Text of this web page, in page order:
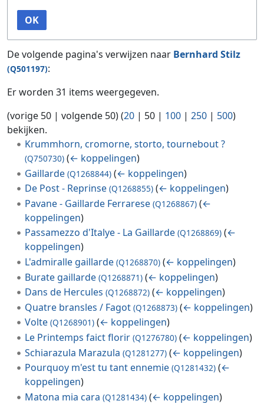
OK
De volgende pagina's verwijzen naar Bernhard Stilz
(Q501197):
Er worden 31 items weergegeven.
(vorige 50 | volgende 50) (20 | 50 | 100 | 250 | 500)
bekijken.
Krummhorn, cromorne, storto, tournebout ?
(Q750730) (← koppelingen)
Gaillarde (Q1268844) (← koppelingen)
De Post - Reprinse (Q1268855) (← koppelingen)
Pavane - Gaillarde Ferrarese (Q1268867) (←
koppelingen)
Passamezzo d'Italye - La Gaillarde (Q1268869) (←
koppelingen)
L'admiralle gaillarde (Q1268870) (← koppelingen)
Burate gaillarde (Q1268871) (← koppelingen)
Dans de Hercules (Q1268872) (← koppelingen)
Quatre bransles / Fagot (Q1268873) (← koppelingen)
Volte (Q1268901) (← koppelingen)
Le Printemps faict florir (Q1276780) (← koppelingen)
Schiarazula Marazula (Q1281277) (← koppelingen)
Pourquoy m'est tu tant ennemie (Q1281432) (←
koppelingen)
Matona mia cara (Q1281434) (← koppelingen)